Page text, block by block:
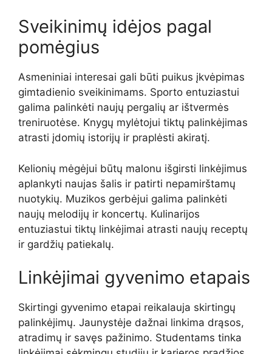
Sveikinimų idėjos pagal
pomėgius
Asmeniniai interesai gali būti puikus įkvėpimas
gimtadienio sveikinimams. Sporto entuziastui
galima palinkėti naujų pergalių ar ištvermės
treniruotėse. Knygų mylėtojui tiktų palinkėjimas
atrasti įdomių istorijų ir praplėsti akiratį.
Kelionių mėgėjui būtų malonu išgirsti linkėjimus
aplankyti naujas šalis ir patirti nepamirštamų
nuotykių. Muzikos gerbėjui galima palinkėti
naujų melodijų ir koncertų. Kulinarijos
entuziastui tiktų linkėjimai atrasti naujų receptų
ir gardžių patiekalų.
Linkėjimai gyvenimo etapais
Skirtingi gyvenimo etapai reikalauja skirtingų
palinkėjimų. Jaunystėje dažnai linkima drąsos,
atradimų ir savęs pažinimo. Studentams tinka